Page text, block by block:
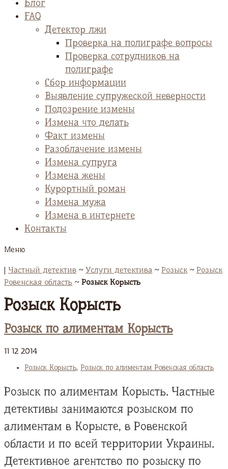
Блог
FAQ
Детектор лжи
Проверка на полиграфе вопросы
Проверка сотрудников на
полиграфе
Сбор информации
Выявление супружеской неверности
Подозрение измены
Измена что делать
Факт измены
Разоблачение измены
Измена супруга
Измена жены
Курортный роман
Измена мужа
Измена в интернете
Контакты
Меню
| Частный детектив ~ Услуги детектива ~ Розыск~ Розыск
Ровенская область ~ Розыск Корысть
Розыск Корысть
Розыск по алиментам Корысть
11 12 2014
Розыск Корысть, Розыск по алиментам Ровенская область
Розыск по алиментам Корысть. Частные
детективы занимаются розыском по
алиментам в Корысте, в Ровенской
области и по всей территории Украины.
Детективное агентство по розыску по